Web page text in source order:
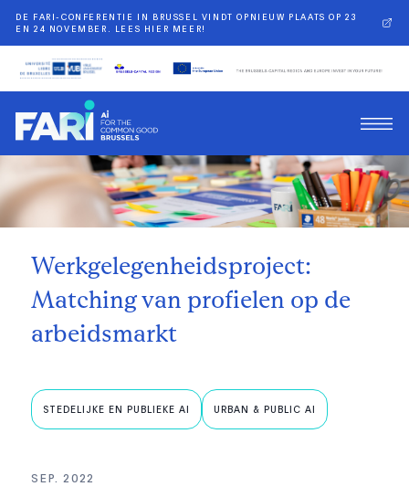
DE FARI-CONFERENTIE IN BRUSSEL VINDT OPNIEUW PLAATS OP 23
EN 24 NOVEMBER. LEES HIER MEER!
Terug
Werkgelegenheidsproject:
Matching van profielen op de
arbeidsmarkt
STEDELIJKE EN PUBLIEKE AI URBAN & PUBLIC AI
SEP. 2022